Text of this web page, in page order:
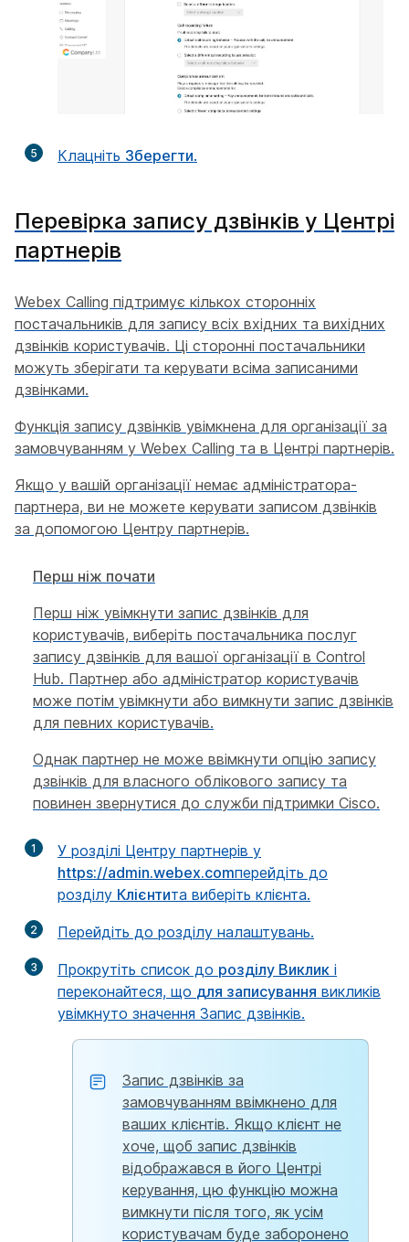
5 Клацніть Зберегти.
Перевірка запису дзвінків у Центрі
партнерів
Webex Calling підтримує кількох сторонніх
постачальників для запису всіх вхідних та вихідних
дзвінків користувачів. Ці сторонні постачальники
можуть зберігати та керувати всіма записаними
дзвінками.
Функція запису дзвінків увімкнена для організації за
замовчуванням у Webex Calling та в Центрі партнерів.
Якщо у вашій організації немає адміністратора-
партнера, ви не можете керувати записом дзвінків
за допомогою Центру партнерів.
Перш ніж почати
Перш ніж увімкнути запис дзвінків для
користувачів, виберіть постачальника послуг
запису дзвінків для вашої організації в Control
Hub. Партнер або адміністратор користувачів
може потім увімкнути або вимкнути запис дзвінків
для певних користувачів.
Однак партнер не може ввімкнути опцію запису
дзвінків для власного облікового запису та
повинен звернутися до служби підтримки Cisco.
1
У розділі Центру партнерів у
https://admin.webex.comперейдіть до
розділу Клієнтита виберіть клієнта.
2 Перейдіть до розділу налаштувань.
3 Прокрутіть список до розділу Виклик і
переконайтеся, що для записування викликів
увімкнуто значення Запис дзвінків.
Запис дзвінків за
замовчуванням ввімкнено для
ваших клієнтів. Якщо клієнт не
хоче, щоб запис дзвінків
відображався в його Центрі
керування, цю функцію можна
вимкнути після того, як усім
користувачам буде заборонено